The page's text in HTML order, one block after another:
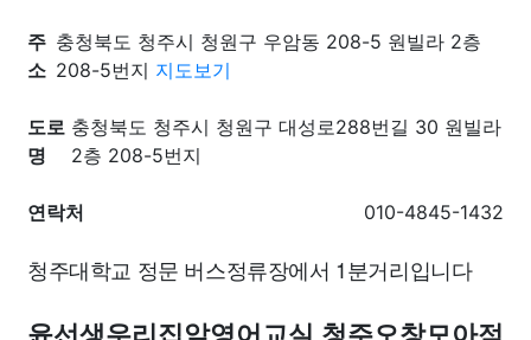
주
소
충청북도 청주시 청원구 우암동 208-5 원빌라 2층
208-5번지 지도보기
도로
명
충청북도 청주시 청원구 대성로288번길 30 원빌라
2층 208-5번지
연락처 010-4845-1432
청주대학교 정문 버스정류장에서 1분거리입니다